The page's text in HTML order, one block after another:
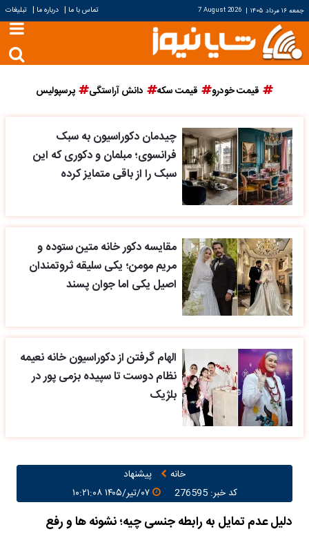
جمعه ۱۶ مرداد ۱۴۰۵ |
7 August 2026 تماس با ما | درباره ما | تبلیغات
قیمت خودرو قیمت سکه دانش آراستگی پرسپولیس
چیدمان دکوراسیون به سبک
فرانسوی؛ مبلمان و دکوری که این
سبک را از باقی متمایز کرده
مقایسه دکور خانه متین ستوده و
مریم مومن؛ یکی سلیقه ثروتمندان
اصیل یکی اما جوان پسند
الهام گرفتن از دکوراسیون خانه نعیمه
نظام دوست تا سپیده بزمی پور در
بلژیک
خانه
پیشنهاد
کد خبر: 276595
۰۷/تیر/۱۴۰۵ ۱۰:۲۱:۰۸
دلیل عدم تمایل به رابطه جنسی چیه؛ نشونه ها و رفع